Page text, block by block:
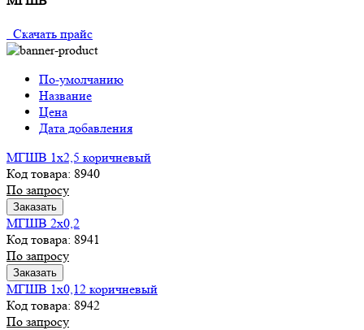
Скачать прайс
По-умолчанию
Название
Цена
Дата добавления
МГШВ 1х2,5 коричневый
Код товара: 8940
По запросу
Заказать
МГШВ 2х0,2
Код товара: 8941
По запросу
Заказать
МГШВ 1х0,12 коричневый
Код товара: 8942
По запросу